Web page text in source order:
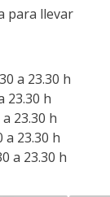
para llevar
a 23.30 h
23.30 h
23.30 h
a 23.30 h
a 23.30 h